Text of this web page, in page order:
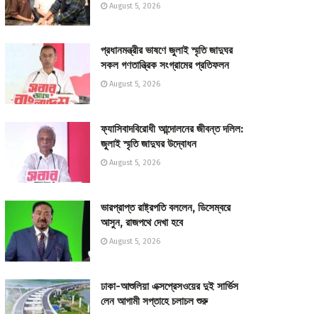
August 5, 2026
প্রধানমন্ত্রীর ভাষণে জুলাই স্মৃতি জাদুঘর
সকল গণতান্ত্রিক সংগ্রামের প্রতিফলন
August 5, 2026
ফ্যাসিবাদবিরোধী আন্দোলনের জীবন্ত দলিল:
জুলাই স্মৃতি জাদুঘর উদ্বোধন
August 5, 2026
ভারপ্রাপ্ত রাষ্ট্রপতি বললেন, ডিসেম্বরে
আসুন, রাজপথে দেখা হবে
August 5, 2026
ঢাকা-আশুলিয়া এক্সপ্রেসওয়ের দুই সার্ভিস
লেন আগামী সপ্তাহে চলাচল শুরু